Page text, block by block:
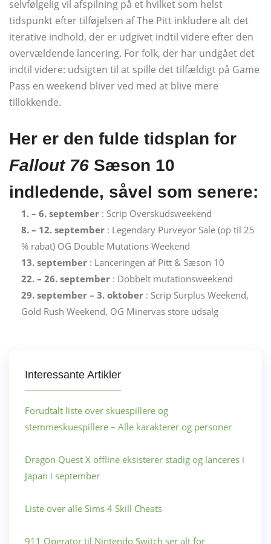
selvfølgelig vil afspilning på et hvilket som helst
tidspunkt efter tilføjelsen af ​​The Pitt inkludere alt det
iterative indhold, der er udgivet indtil videre efter den
overvældende lancering. For folk, der har undgået det
indtil videre: udsigten til at spille det tilfældigt på Game
Pass en weekend bliver ved med at blive mere
tillokkende.
Her er den fulde tidsplan for
Fallout 76 Sæson 10
indledende, såvel som senere:
1. – 6. september : Scrip Overskudsweekend
8. – 12. september : Legendary Purveyor Sale (op til 25
% rabat) OG Double Mutations Weekend
13. september : Lanceringen af ​​Pitt & Sæson 10
22. – 26. september : Dobbelt mutationsweekend
29. september – 3. oktober : Scrip Surplus Weekend,
Gold Rush Weekend, OG Minervas store udsalg
Interessante Artikler
Forudtalt liste over skuespillere og
stemmeskuespillere – Alle karakterer og personer
Dragon Quest X offline eksisterer stadig og lanceres i
Japan i september
Liste over alle Sims 4 Skill Cheats
911 Operator til Nintendo Switch ser alt for